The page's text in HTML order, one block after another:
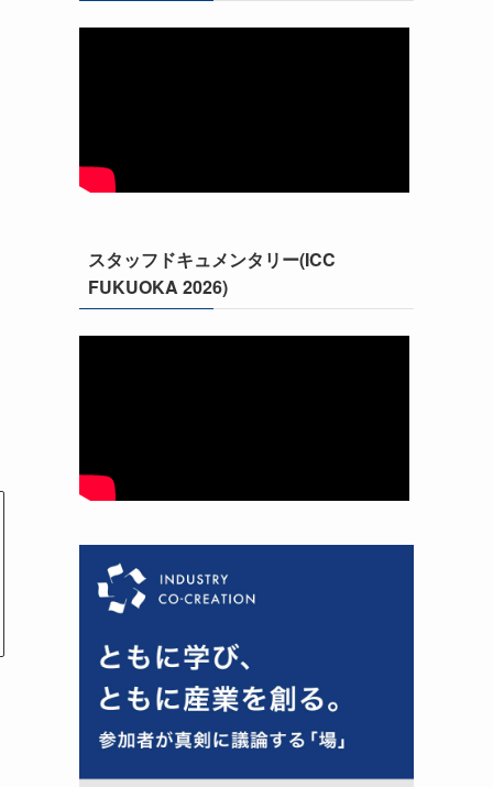
スタッフドキュメンタリー(ICC
FUKUOKA 2026)